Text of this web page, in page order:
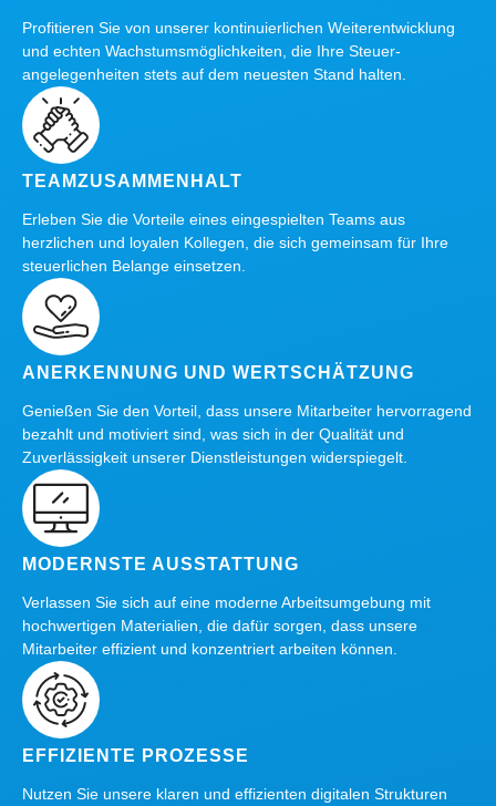
Profitieren Sie von unserer kontinuierlichen Weiterentwicklung
und echten Wachstums­möglichkeiten, die Ihre Steuer­
angelegenheiten stets auf dem neuesten Stand halten.
TEAMZUSAMMENHALT
Erleben Sie die Vorteile eines eingespielten Teams aus
herzlichen und loyalen Kollegen, die sich gemeinsam für Ihre
steuerlichen Belange einsetzen.
ANERKENNUNG UND WERTSCHÄTZUNG
Genießen Sie den Vorteil, dass unsere Mitarbeiter hervorragend
bezahlt und motiviert sind, was sich in der Qualität und
Zuverlässigkeit unserer Dienstleistungen widerspiegelt.
MODERNSTE AUSSTATTUNG
Verlassen Sie sich auf eine moderne Arbeitsumgebung mit
hochwertigen Materialien, die dafür sorgen, dass unsere
Mitarbeiter effizient und konzentriert arbeiten können.
EFFIZIENTE PROZESSE
Nutzen Sie unsere klaren und effizienten digitalen Strukturen